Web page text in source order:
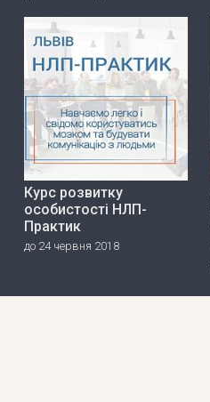
Курс розвитку
особистості НЛП-
Практик
до 24 червня 2018